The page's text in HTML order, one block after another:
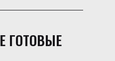
ГОТОВЫЕ